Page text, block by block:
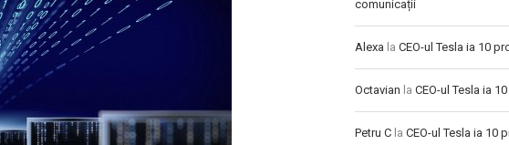
comunicații
Alexa la CEO-ul Tesla ia 10
Octavian la CEO-ul Tesla ia
Petru C la CEO-ul Tesla ia 10